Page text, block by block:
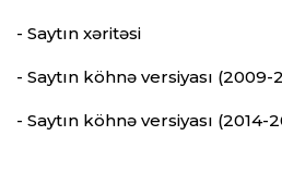
- Saytın xəritəsi
- Saytın köhnə versiyası (2009-
- Saytın köhnə versiyası (2014-